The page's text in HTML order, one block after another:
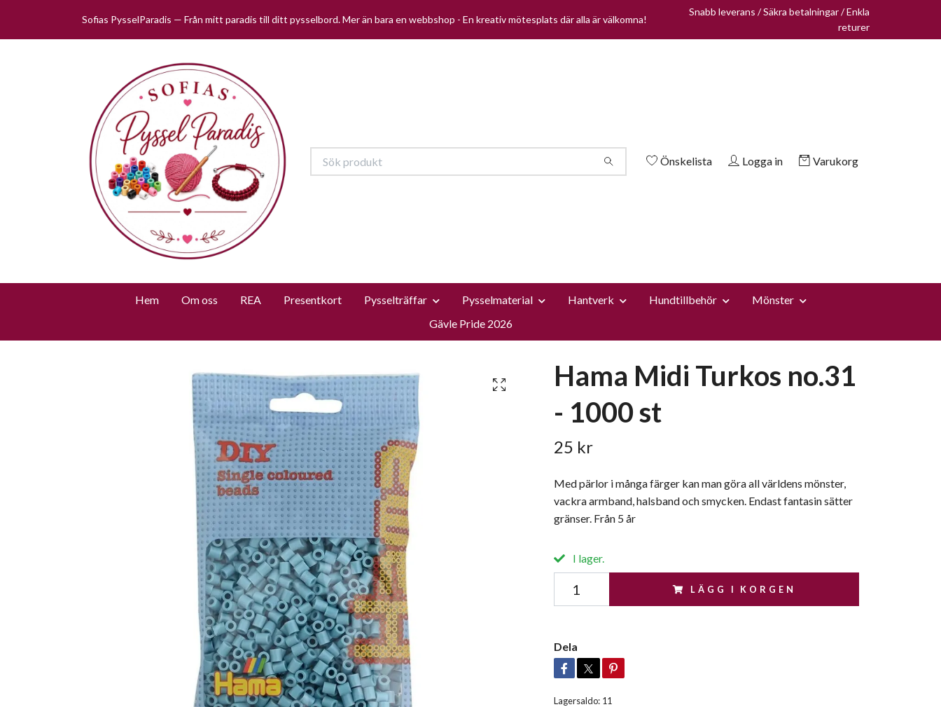
Sofias PysselParadis — Från mitt paradis till ditt pysselbord. Mer än bara en webbshop - En kreativ mötesplats där alla är välkomna!
Snabb leverans / Säkra betalningar / Enkla
returer
Önskelista Logga in Varukorg
Hem Om oss REA Presentkort Pysselträffar Pysselmaterial Hantverk Hundtillbehör
Mönster
Gävle Pride 2026
Hama Midi Turkos no.31
- 1000 st
25 kr
Med pärlor i många färger kan man göra all världens mönster,
vackra armband, halsband och smycken. Endast fantasin sätter
gränser. Från 5 år
I lager.
LÄGG I KORGEN
Dela
Lagersaldo: 11